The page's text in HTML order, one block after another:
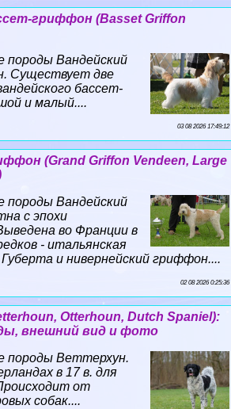
гриффон (Basset Griffon
породы Вандейский
Существует две
бассет-
и малый....
03 08 2026 17:49:12
(Grand Griffon Vendeen, Large
породы Вандейский
с эпохи
во Франции в
- итальянская
и нивернейский гриффон....
02 08 2026 0:25:36
Otterhoun, Dutch Spaniel):
внешний вид и фото
породы Веттерхун.
в 17 в. для
от
собак....